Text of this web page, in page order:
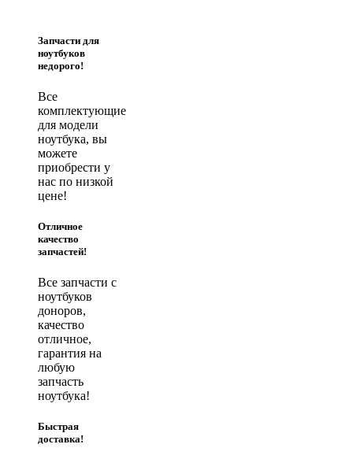
Запчасти для
ноутбуков
недорого!
Все
комплектующие
для модели
ноутбука, вы
можете
приобрести у
нас по низкой
цене!
Отличное
качество
запчастей!
Все запчасти с
ноутбуков
доноров,
качество
отличное,
гарантия на
любую
запчасть
ноутбука!
Быстрая
доставка!